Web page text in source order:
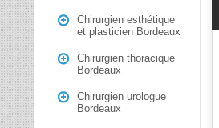
Chirurgien esthétique
et plasticien Bordeaux
Chirurgien thoracique
Bordeaux
Chirurgien urologue
Bordeaux